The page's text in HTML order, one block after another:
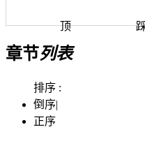
顶
章节列表
排序 :
倒序|
正序